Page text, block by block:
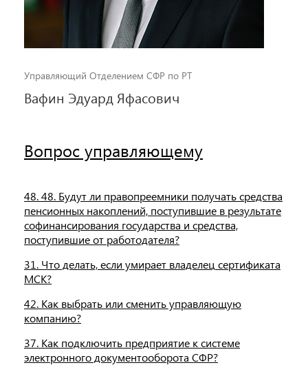
Управляющий Отделением СФР по РТ
Вафин Эдуард Яфасович
Вопрос управляющему
48. 48. Будут ли правопреемники получать средства
пенсионных накоплений, поступившие в результате
софинансирования государства и средства,
поступившие от работодателя?
31. Что делать, если умирает владелец сертификата
МСК?
42. Как выбрать или сменить управляющую
компанию?
37. Как подключить предприятие к системе
электронного документооборота СФР?